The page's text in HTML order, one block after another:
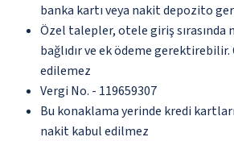
banka kartı veya nakit depozito
Özel talepler, otele giriş sırasında
bağlıdır ve ek ödeme
edilemez
Vergi No. - 119659307
Bu konaklama yerinde kredi
nakit kabul edilmez